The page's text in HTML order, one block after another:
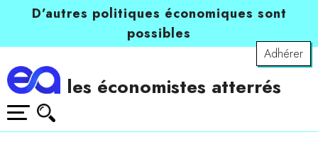
D’autres politiques économiques sont
possibles
Adhérer
les économistes atterrés